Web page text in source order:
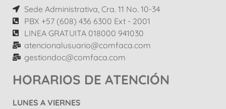
Sede Administrativa, Cra. 11 No. 10-34
PBX +57 (608) 436 6300 Ext - 2001
LINEA GRATUITA 018000 941030
atencionalusuario@comfaca.com
gestiondoc@comfaca.com
HORARIOS DE ATENCIÓN
LUNES A VIERNES